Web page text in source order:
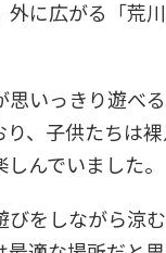
外に広がる「荒
思いっきり遊べ
、子供たちは
んでいました。
びをしながら涼